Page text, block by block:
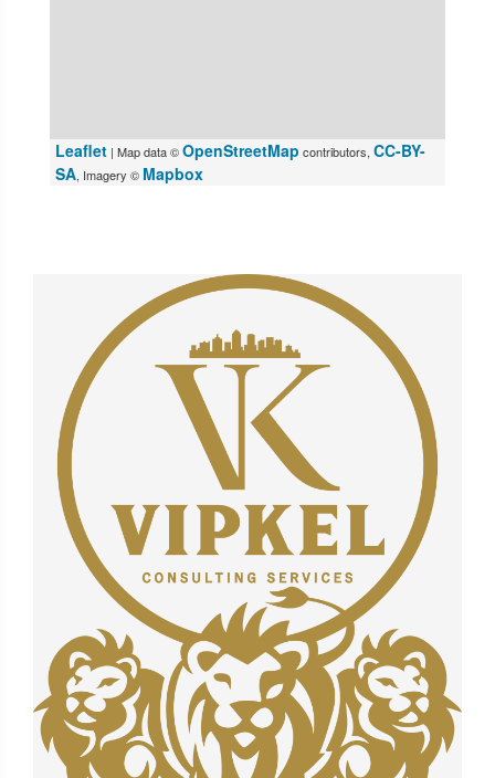
Leaflet | Map data ©OpenStreetMap contributors, CC-BY-
SA, Imagery © Mapbox